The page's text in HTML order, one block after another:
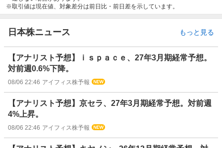
取引値は現在値、対象差分は前日比・前日差を示しています。
日本株ニュース もっと見る
【アナリスト予想】ｉｓｐａｃｅ、27年3月期経常予想。
対前週0.6%下降。
08/06 22:46 アイフィス株予報
【アナリスト予想】京セラ、27年3月期経常予想。対前週
4%上昇。
08/06 22:46 アイフィス株予報